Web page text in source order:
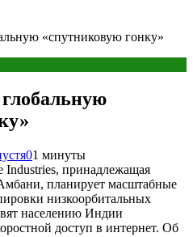
«спутниковую гонку»
01 минуты
Industries, принадлежащая
планирует масштабные
низкоорбитальных
населению Индии
доступ в интернет. Об